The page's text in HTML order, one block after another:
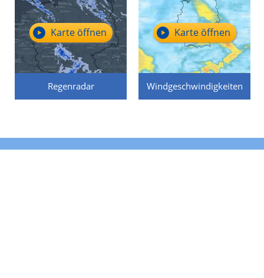
Regenradar
Karte öffnen
Windgeschwindigkeiten
Karte öffnen